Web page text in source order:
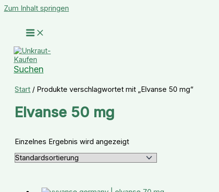
Zum Inhalt springen
Suchen
Start / Produkte verschlagwortet mit „Elvanse 50 mg“
Elvanse 50 mg
Einzelnes Ergebnis wird angezeigt